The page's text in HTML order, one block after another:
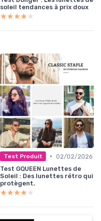
soleil tendances à prix doux
★★★★★
★★★★★
Test Produit • 02/02/2026
Test GQUEEN Lunettes de
Soleil : Des lunettes rétro qui
protègent.
★★★★★
★★★★★